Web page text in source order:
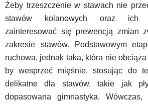
Żeby trzeszczenie w stawach nie
stawów kolanowych oraz ich
zainteresować się prewencją zmian
zakresie stawów. Podstawowym
ruchowa, jednak taka, która nie
by wesprzeć mięśnie, stosując do
delikatne dla stawów, takie jak
dopasowana gimnastyka.